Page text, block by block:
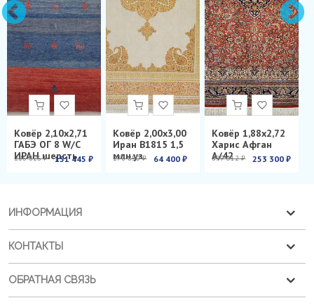
Ковёр 2,10х2,71
ГАБЭ ОГ 8 W/C
ИРАН шерсть
286 826 ₽ 151 445 ₽
Ковёр 2,00х3,00
Иран B1815 1,5
млн.уз.
278 850 ₽ 64 400 ₽
Ковёр 1,88х2,72
Харис Афган
А/42
899 012 ₽ 253 300 ₽
ИНФОРМАЦИЯ
КОНТАКТЫ
ОБРАТНАЯ СВЯЗЬ